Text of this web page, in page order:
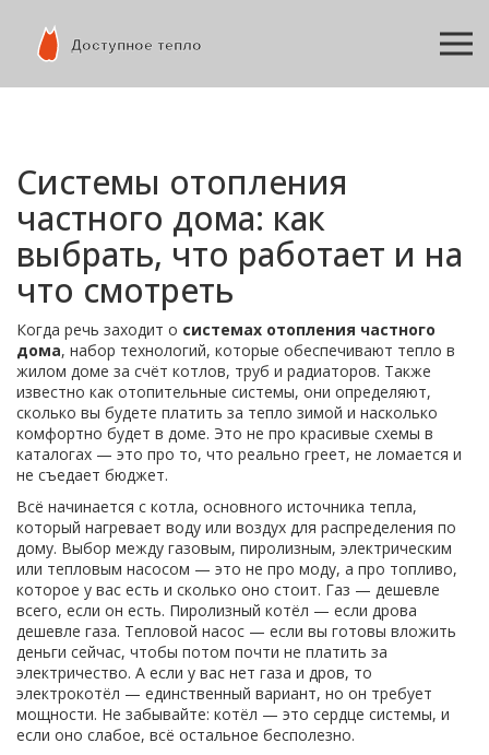
Системы отопления
частного дома: как
выбрать, что работает и на
что смотреть
Когда речь заходит о системах отопления частного
дома, набор технологий, которые обеспечивают тепло в
жилом доме за счёт котлов, труб и радиаторов. Также
известно как отопительные системы, они определяют,
сколько вы будете платить за тепло зимой и насколько
комфортно будет в доме. Это не про красивые схемы в
каталогах — это про то, что реально греет, не ломается и
не съедает бюджет.
Всё начинается с котла, основного источника тепла,
который нагревает воду или воздух для распределения по
дому. Выбор между газовым, пиролизным, электрическим
или тепловым насосом — это не про моду, а про топливо,
которое у вас есть и сколько оно стоит. Газ — дешевле
всего, если он есть. Пиролизный котёл — если дрова
дешевле газа. Тепловой насос — если вы готовы вложить
деньги сейчас, чтобы потом почти не платить за
электричество. А если у вас нет газа и дров, то
электрокотёл — единственный вариант, но он требует
мощности. Не забывайте: котёл — это сердце системы, и
если оно слабое, всё остальное бесполезно.